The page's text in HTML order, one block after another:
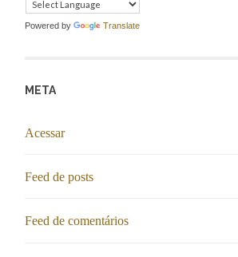
Powered by Translate
META
Acessar
Feed de posts
Feed de comentários